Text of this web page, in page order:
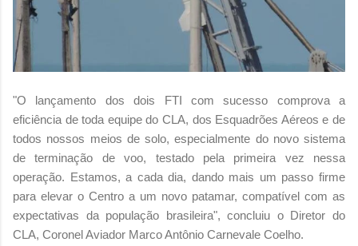
"O lançamento dos dois FTI com sucesso comprova a
eficiência de toda equipe do CLA, dos Esquadrões Aéreos e de
todos nossos meios de solo, especialmente do novo sistema
de terminação de voo, testado pela primeira vez nessa
operação. Estamos, a cada dia, dando mais um passo firme
para elevar o Centro a um novo patamar, compatível com as
expectativas da população brasileira", concluiu o Diretor do
CLA, Coronel Aviador Marco Antônio Carnevale Coelho.